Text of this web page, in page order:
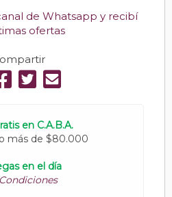
de Whatsapp y recibí
ofertas
en C.A.B.A.
más de $80.000
en el día